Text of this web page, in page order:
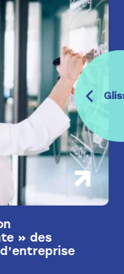
la